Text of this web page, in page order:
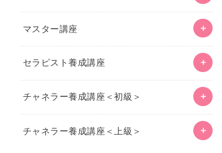
マスター講座
セラピスト養成講座
チャネラー養成講座＜初級＞
チャネラー養成講座＜上級＞